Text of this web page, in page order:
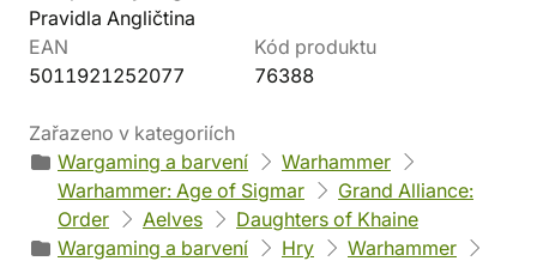
Pravidla Angličtina
EAN
5011921252077
Kód produktu
76388
Zařazeno v kategoriích
Wargaming a barvení
Warhammer
Warhammer: Age of Sigmar
Grand Alliance:
Order
Aelves
Daughters of Khaine
Wargaming a barvení
Hry
Warhammer